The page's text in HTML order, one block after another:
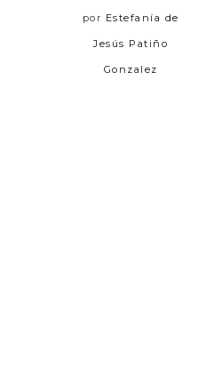
por Estefanía de
Jesús Patiño
Gonzalez